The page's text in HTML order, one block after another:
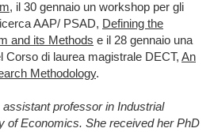
, il 30 gennaio un workshop per gli
AAP/ PSAD, Defining the
and its Methods e il 28 gennaio una
Corso di laurea magistrale DECT, An
Methodology.
assistant professor in Industrial
of Economics. She received her PhD